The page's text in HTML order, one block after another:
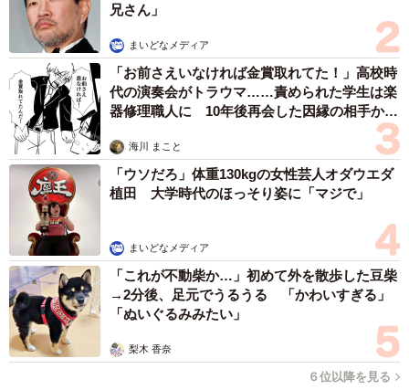
兄さん」
まいどなメディア
「お前さえいなければ金賞取れてた！」高校時
代の演奏会がトラウマ……責められた学生は楽
器修理職人に 10年後再会した因縁の相手から
海川 まこと
「ウソだろ」体重130kgの女性芸人オダウエダ
植田 大学時代のほっそり姿に「マジで」
まいどなメディア
「これが不動柴か…」初めて外を散歩した豆柴
→2分後、足元でうるうる 「かわいすぎる」
「ぬいぐるみみたい」
梨木 香奈
６位以降を見る